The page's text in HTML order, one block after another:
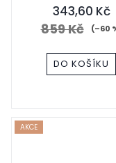
343,60 Kč
859 Kč (–60
DO KOŠÍKU
AKCE